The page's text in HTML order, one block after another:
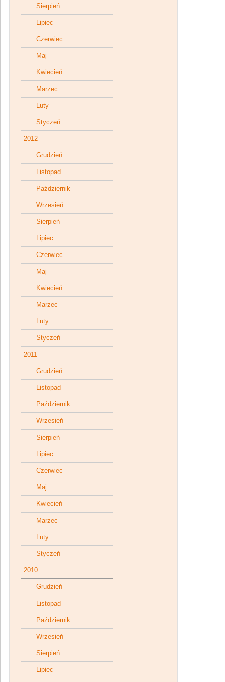
Sierpień
Lipiec
Czerwiec
Maj
Kwiecień
Marzec
Luty
Styczeń
2012
Grudzień
Listopad
Październik
Wrzesień
Sierpień
Lipiec
Czerwiec
Maj
Kwiecień
Marzec
Luty
Styczeń
2011
Grudzień
Listopad
Październik
Wrzesień
Sierpień
Lipiec
Czerwiec
Maj
Kwiecień
Marzec
Luty
Styczeń
2010
Grudzień
Listopad
Październik
Wrzesień
Sierpień
Lipiec